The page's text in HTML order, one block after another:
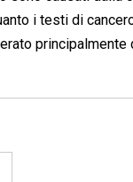
i testi di
principalmente